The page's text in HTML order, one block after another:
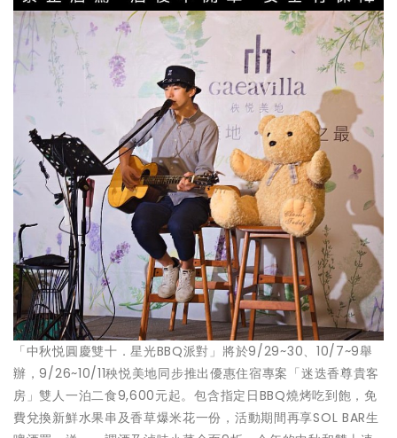
「中秋悦圓慶雙十．星光BBQ派對」將於9/29~30、10/7~9舉
辦，9/26~10/11秧悦美地同步推出優惠住宿專案「迷迭香尊貴客
房」雙人一泊二食9,600元起。包含指定日BBQ燒烤吃到飽，免
費兌換新鮮水果串及香草爆米花一份，活動期間再享SOL BAR生